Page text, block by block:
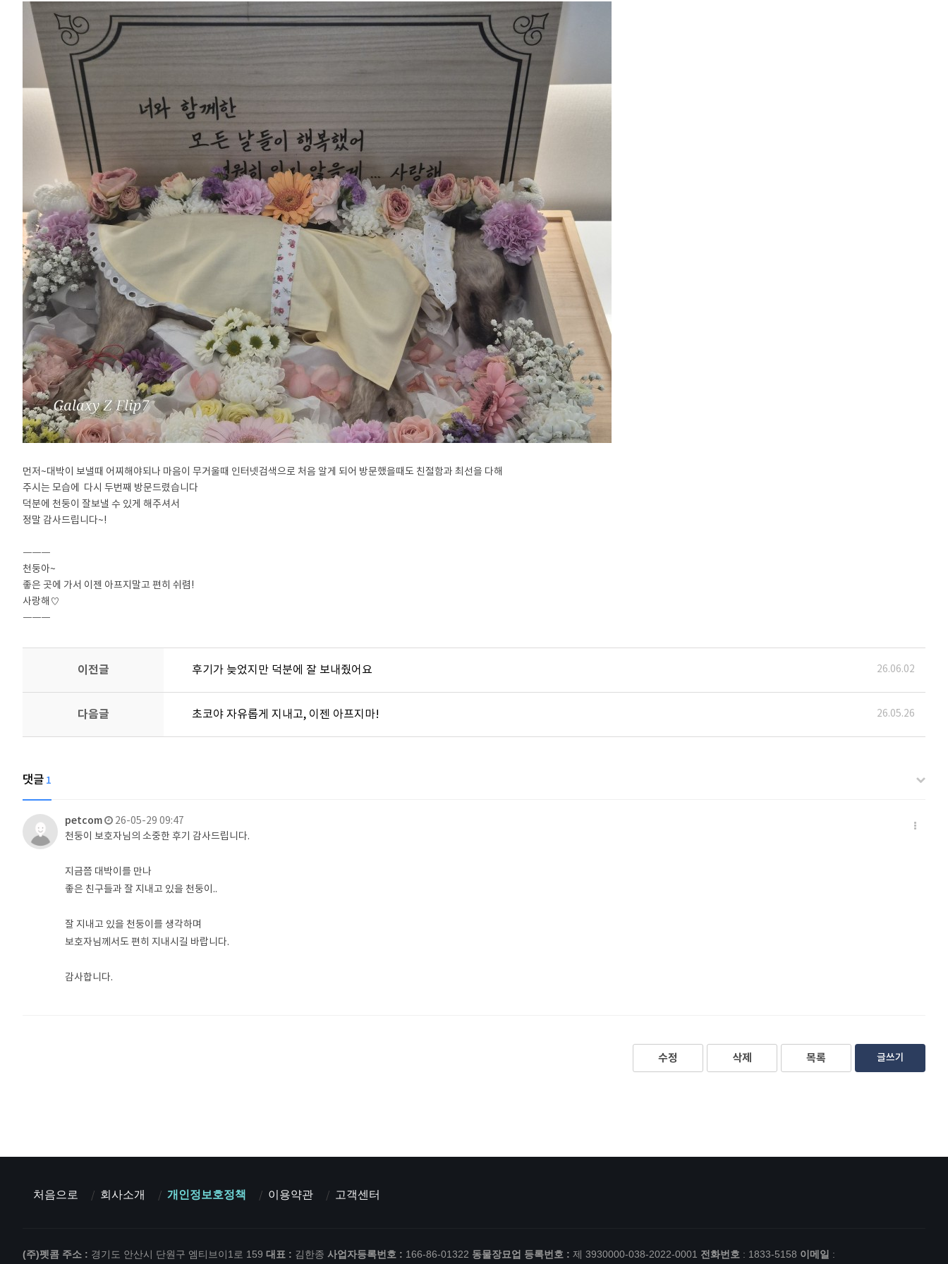
먼저~대박이 보낼때 어찌해야되나 마음이 무거울때 인터넷검색으로 처음 알게 되어 방문했을때도 친절함과 최선을 다해
주시는 모습에 다시 두번째 방문드렸습니다
덕분에 천둥이 잘보낼 수 있게 해주셔서
정말 감사드립니다~!
ㅡㅡㅡ
천둥아~
좋은 곳에 가서 이젠 아프지말고 편히 쉬렴!
사랑해♡
ㅡㅡㅡ
이전글 후기가 늦었지만 덕분에 잘 보내줬어요 26.06.02
다음글 초코야 자유롭게 지내고, 이젠 아프지마! 26.05.26
댓글 1
petcom
26-05-29 09:47
천둥이 보호자님의 소중한 후기 감사드립니다.
지금쯤 대박이를 만나
좋은 친구들과 잘 지내고 있을 천둥이..
잘 지내고 있을 천둥이를 생각하며
보호자님께서도 편히 지내시길 바랍니다.
감사합니다.
수정 삭제 목록 글쓰기
처음으로 회사소개 개인정보호정책 이용약관 고객센터
(주)펫콤 주소 : 경기도 안산시 단원구 엠티브이1로 159 대표 : 김한종 사업자등록번호 : 166-86-01322 동물장묘업 등록번호 : 제 3930000-038-2022-0001 전화번호 : 1833-5158 이메일 :